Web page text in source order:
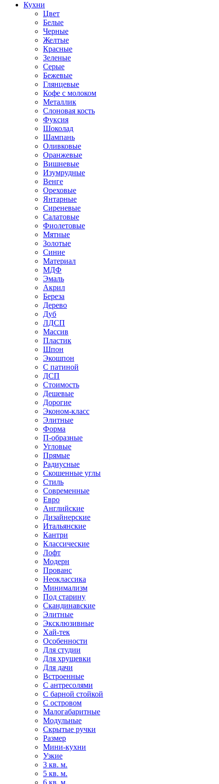
Кухни
Цвет
Белые
Черные
Желтые
Красные
Зеленые
Серые
Бежевые
Глянцевые
Кофе с молоком
Металлик
Слоновая кость
Фуксия
Шоколад
Шампань
Оливковые
Оранжевые
Вишневые
Изумрудные
Венге
Ореховые
Янтарные
Сиреневые
Салатовые
Фиолетовые
Мятные
Золотые
Синие
Материал
МДФ
Эмаль
Акрил
Береза
Дерево
Дуб
ЛДСП
Массив
Пластик
Шпон
Экошпон
С патиной
ДСП
Стоимость
Дешевые
Дорогие
Эконом-класс
Элитные
Форма
П-образные
Угловые
Прямые
Радиусные
Скошенные углы
Стиль
Современные
Евро
Английские
Дизайнерские
Итальянские
Кантри
Классические
Лофт
Модерн
Прованс
Неоклассика
Минимализм
Под старину
Скандинавские
Элитные
Эксклюзивные
Хай-тек
Особенности
Для студии
Для хрущевки
Для дачи
Встроенные
С антресолями
С барной стойкой
С островом
Малогабаритные
Модульные
Скрытые ручки
Размер
Мини-кухни
Узкие
3 кв. м.
5 кв. м.
6 кв. м.